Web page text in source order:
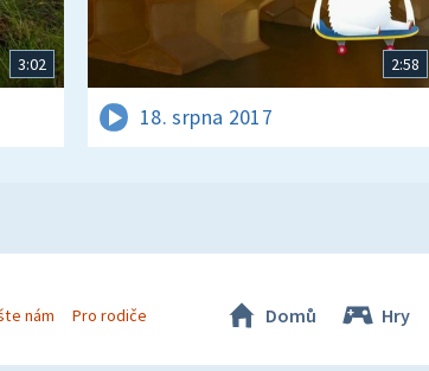
3:02 2:58
18. srpna 2017
nám Pro rodiče Domů Hry